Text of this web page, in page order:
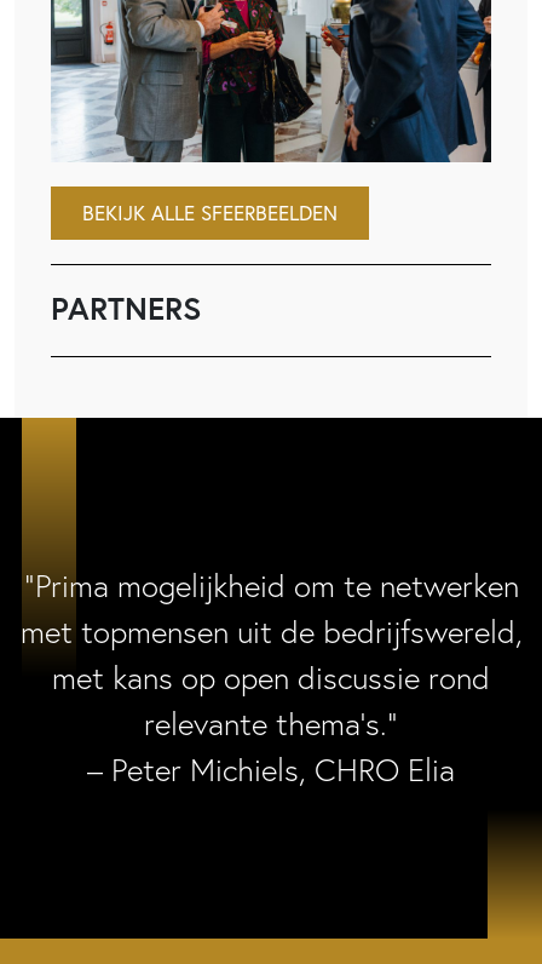
BEKIJK ALLE SFEERBEELDEN
PARTNERS
“Prima mogelijkheid om te netwerken
met topmensen uit de bedrijfswereld,
met kans op open discussie rond
relevante thema’s.”
– Peter Michiels, CHRO Elia